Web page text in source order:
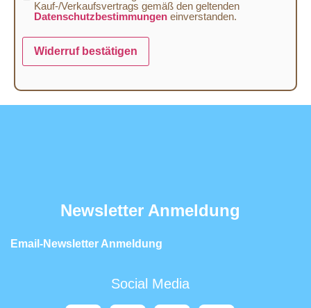
Kauf-/Verkaufsvertrags gemäß den geltenden
Datenschutzbestimmungen einverstanden.
Widerruf bestätigen
Newsletter Anmeldung
Email-Newsletter Anmeldung
Social Media